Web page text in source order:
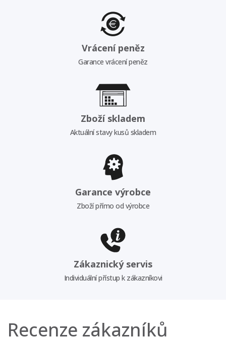
Vrácení peněz
Garance vrácení peněz
Zboží skladem
Aktuální stavy kusů skladem
Garance výrobce
Zboží přímo od výrobce
Zákaznický servis
Individuální přístup k zákazníkovi
Recenze zákazníků